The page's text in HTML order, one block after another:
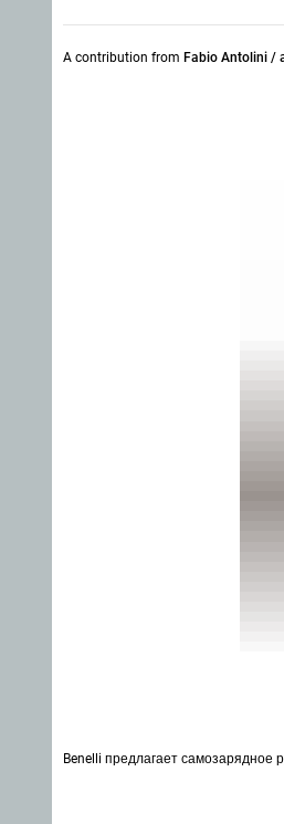
A contribution from Fabio Antolini /
Benelli предлагает самозарядное